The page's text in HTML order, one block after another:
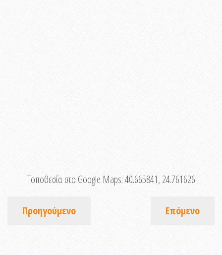
Τοποθεσία στο Google Maps:40.665841, 24.761626
Προηγούμενο Επόμενο